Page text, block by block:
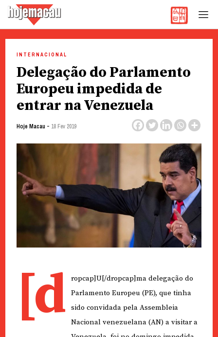
content
INTERNACIONAL
Delegação do Parlamento
Europeu impedida de
entrar na Venezuela
Hoje Macau - 18 Fev 2019
[d
ropcap]U[/dropcap]ma delegação do
Parlamento Europeu (PE), que tinha
sido convidada pela Assembleia
Nacional venezuelana (AN) a visitar a